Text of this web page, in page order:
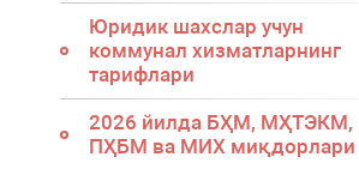
Юридик шахслар учун
коммунал хизматларнинг
тарифлари
2026 йилда БҲМ, МҲТЭКМ,
ПҲБМ ва МИХ миқдорлари